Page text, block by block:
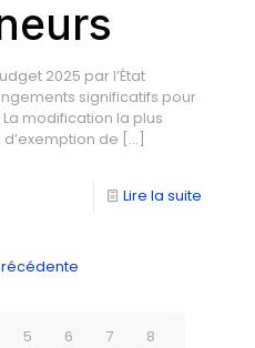
2025 par l’État
significatifs pour
modification la plus
de […]
Lire la suite
5 6 7
8